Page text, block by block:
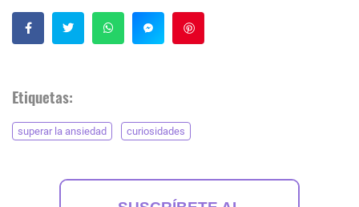
Etiquetas:
superar la ansiedad curiosidades